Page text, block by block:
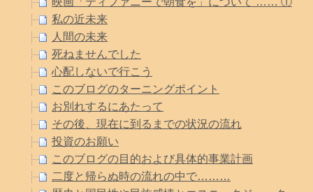
私の近未来
人間の未来
死ねませんでした
心配しないで行こう
このブログのターニングポイント
お別れするにあたって
その後、現在に到るまでの状況の流れ
投資のお願い
このブログの目的および具体的事業計画
二度と帰らぬ時の流れの中で………